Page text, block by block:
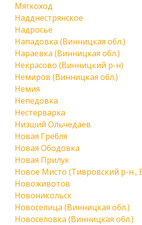
Мягкоход
Надднестрянское
Надросье
Нападовка (Винницкая обл.)
Нараевка (Винницкая обл.)
Некрасово (Винницкий р-н)
Немиров (Винницкая обл.)
Немия
Непедовка
Нестерварка
Низший Ольчедаев
Новая Гребля
Новая Ободовка
Новая Прилук
Новое Мисто (Тивровский р-н.,
Новоживотов
Новоникольск
Новоселица (Винницкая обл.)
Новоселовка (Винницкая обл.)